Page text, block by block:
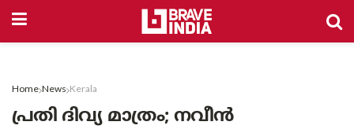
Home News Kerala
പ്രതി ദിവ്യ മാത്രം; നവീൻ